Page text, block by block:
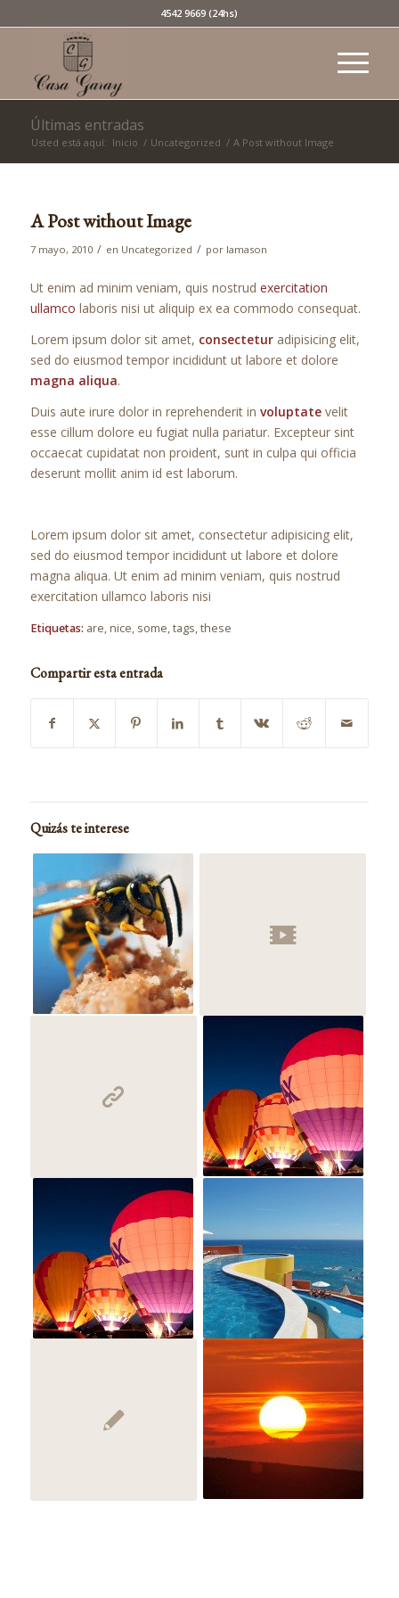
4542 9669 (24hs)
Últimas entradas
Usted está aquí: Inicio / Uncategorized / A Post without Image
A Post without Image
7 mayo, 2010 / en Uncategorized / por lamason
Ut enim ad minim veniam, quis nostrud exercitation
ullamco laboris nisi ut aliquip ex ea commodo consequat.
Lorem ipsum dolor sit amet, consecteturadipisicing elit,
sed do eiusmod tempor incididunt ut labore et dolore
magna aliqua.
Duis aute irure dolor in reprehenderit in voluptatevelit
esse cillum dolore eu fugiat nulla pariatur. Excepteur sint
occaecat cupidatat non proident, sunt in culpa qui officia
deserunt mollit anim id est laborum.
Lorem ipsum dolor sit amet, consectetur adipisicing elit,
sed do eiusmod tempor incididunt ut labore et dolore
magna aliqua. Ut enim ad minim veniam, quis nostrud
exercitation ullamco laboris nisi
Etiquetas: are, nice, some,tags,these
Compartir esta entrada
Quizás te interese